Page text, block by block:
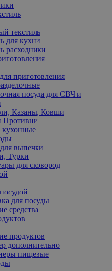
текстиль
для кухни
расходники
приготовления
посуда для СВЧ и
Казаны, Ковши
Противни
выпечки
Турки
для сковород
для посуды
средства
продуктов
дополнительно
пищевые